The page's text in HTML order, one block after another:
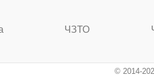
ЧЗТО
© 2014-